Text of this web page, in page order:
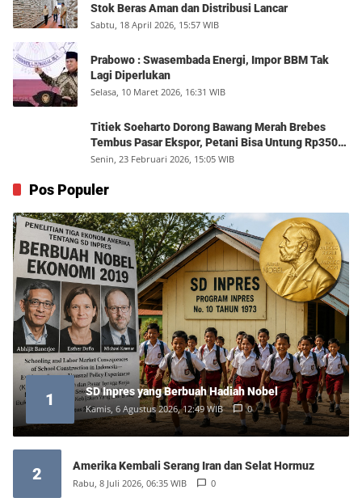
Stok Beras Aman dan Distribusi Lancar
Sabtu, 18 April 2026, 15:57 WIB
Prabowo : Swasembada Energi, Impor BBM Tak
Lagi Diperlukan
Selasa, 10 Maret 2026, 16:31 WIB
Titiek Soeharto Dorong Bawang Merah Brebes
Tembus Pasar Ekspor, Petani Bisa Untung Rp350
Juta per Hektare
Senin, 23 Februari 2026, 15:05 WIB
Pos Populer
1 SD Inpres yang Berbuah Hadiah Nobel
Kamis, 6 Agustus 2026, 12:49 WIB 0
2 Amerika Kembali Serang Iran dan Selat Hormuz
Rabu, 8 Juli 2026, 06:35 WIB 0